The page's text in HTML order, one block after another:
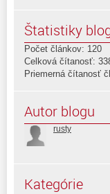
Štatistiky
Počet článkov: 120
Celková čítanosť:
Priemerná čítanosť
Autor blogu
rusty
Kategórie